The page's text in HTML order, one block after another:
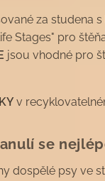
za studena
Stages" pro
jsou vhodné pro
v
se
dospělé psy ve